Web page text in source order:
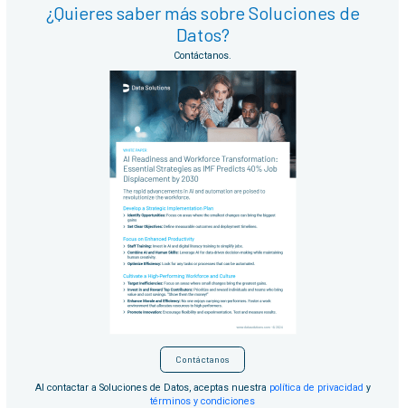
¿Quieres saber más sobre Soluciones de
Datos?
Contáctanos.
Contáctanos
Al contactar a Soluciones de Datos, aceptas nuestra política de privacidad y
términos y condiciones